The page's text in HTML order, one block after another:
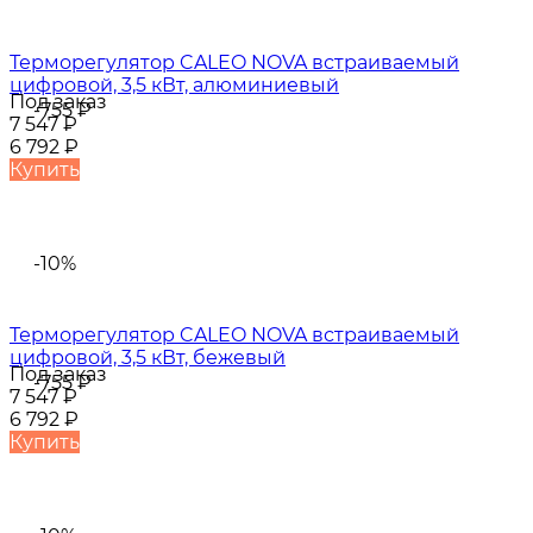
-755₽
Терморегулятор CALEO NOVA встраиваемый
цифровой, 3,5 кВт, алюминиевый
Под заказ
7 547₽
6 792 ₽
Купить
-10%
-755₽
Терморегулятор CALEO NOVA встраиваемый
цифровой, 3,5 кВт, бежевый
Под заказ
7 547₽
6 792 ₽
Купить